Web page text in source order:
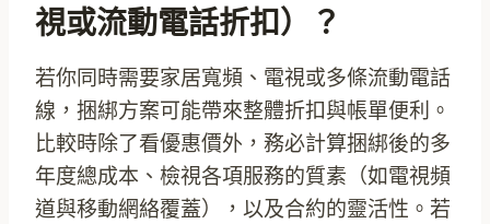
視或流動電話折扣）？
若你同時需要家居寬頻、電視或多條流動電話
線，捆綁方案可能帶來整體折扣與帳單便利。
比較時除了看優惠價外，務必計算捆綁後的多
年度總成本、檢視各項服務的質素（如電視頻
道與移動網絡覆蓋），以及合約的靈活性。若